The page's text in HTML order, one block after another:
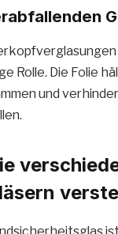
Rolle. Die Folie
und